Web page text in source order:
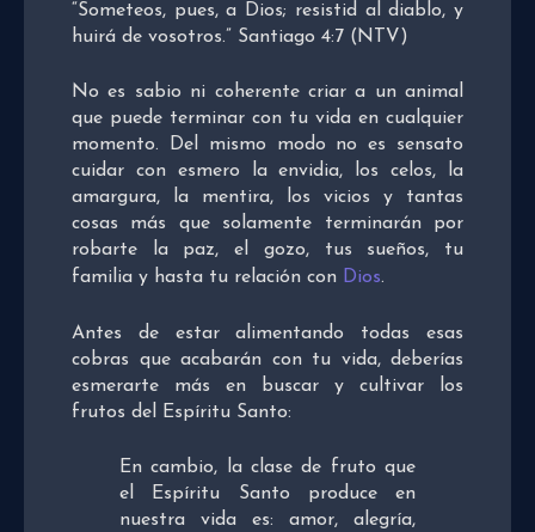
“Someteos, pues, a Dios; resistid al diablo, y
huirá de vosotros.” Santiago 4:7 (NTV)
No es sabio ni coherente criar a un animal
que puede terminar con tu vida en cualquier
momento. Del mismo modo no es sensato
cuidar con esmero la envidia, los celos, la
amargura, la mentira, los vicios y tantas
cosas más que solamente terminarán por
robarte la paz, el gozo, tus sueños, tu
familia y hasta tu relación con Dios.
Antes de estar alimentando todas esas
cobras que acabarán con tu vida, deberías
esmerarte más en buscar y cultivar los
frutos del Espíritu Santo:
En cambio, la clase de fruto que
el Espíritu Santo produce en
nuestra vida es: amor, alegría,